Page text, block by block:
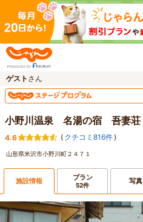
ゲスト さん
小野川温泉 名湯の宿 吾妻荘
4.6 ( クチコミ816件)
山形県米沢市小野川町２４７１
施設情報 プラン
52件 写真